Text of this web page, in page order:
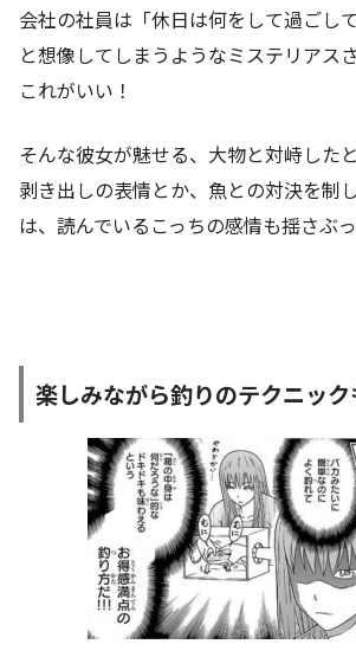
会社の社員は「休日は何をして過ごし
と想像してしまうようなミステリアス
これがいい！
そんな彼女が魅せる、大物と対峙した
剥き出しの表情とか、魚との対決を制
は、読んでいるこっちの感情も揺さぶっ
楽しみながら釣りのテクニッ